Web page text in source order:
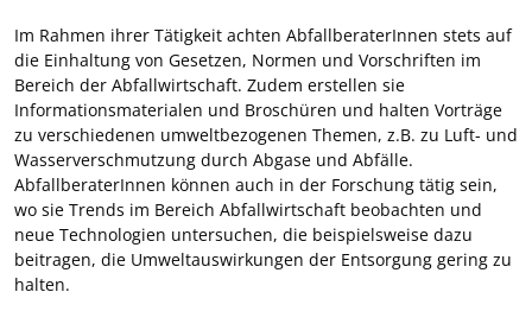
Im Rahmen ihrer Tätigkeit achten AbfallberaterInnen stets auf
die Einhaltung von Gesetzen, Normen und Vorschriften im
Bereich der Abfallwirtschaft. Zudem erstellen sie
Informationsmaterialen und Broschüren und halten Vorträge
zu verschiedenen umweltbezogenen Themen, z.B. zu Luft- und
Wasserverschmutzung durch Abgase und Abfälle.
AbfallberaterInnen können auch in der Forschung tätig sein,
wo sie Trends im Bereich Abfallwirtschaft beobachten und
neue Technologien untersuchen, die beispielsweise dazu
beitragen, die Umweltauswirkungen der Entsorgung gering zu
halten.